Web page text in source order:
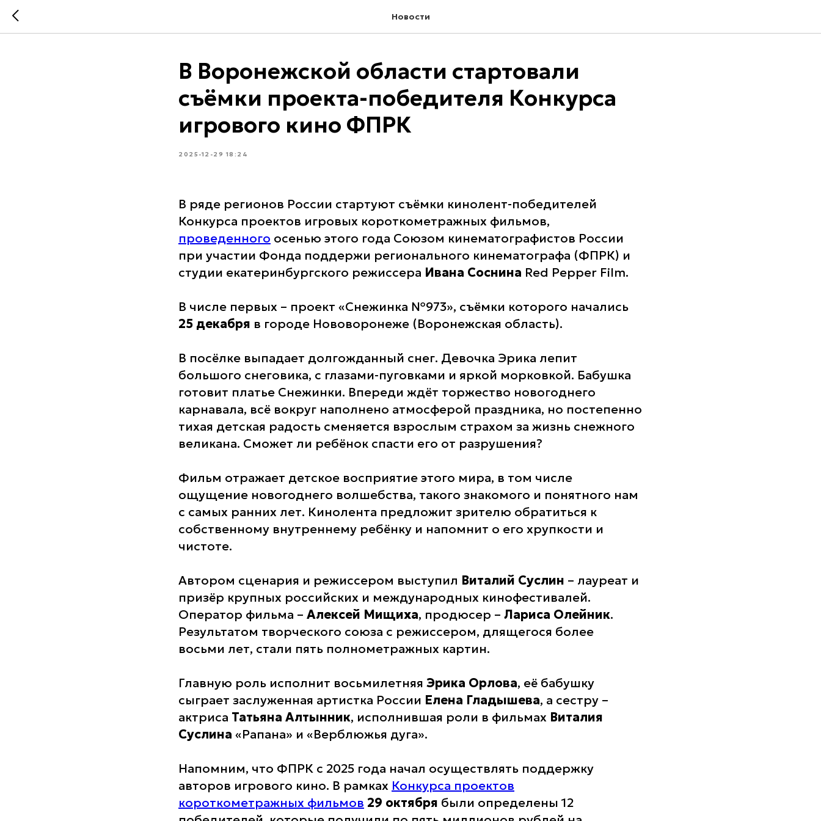
Новости
В Воронежской области стартовали
съёмки проекта-победителя Конкурса
игрового кино ФПРК
2025-12-29 18:24
В ряде регионов России стартуют съёмки кинолент-победителей
Конкурса проектов игровых короткометражных фильмов,
проведенного осенью этого года Союзом кинематографистов России
при участии Фонда поддержи регионального кинематографа (ФПРК) и
студии екатеринбургского режиссера Ивана Соснина Red Pepper Film.
В числе первых – проект «Снежинка №973», съёмки которого начались
25 декабря в городе Нововоронеже (Воронежская область).
В посёлке выпадает долгожданный снег. Девочка Эрика лепит
большого снеговика, с глазами-пуговками и яркой морковкой. Бабушка
готовит платье Снежинки. Впереди ждёт торжество новогоднего
карнавала, всё вокруг наполнено атмосферой праздника, но постепенно
тихая детская радость сменяется взрослым страхом за жизнь снежного
великана. Сможет ли ребёнок спасти его от разрушения?
Фильм отражает детское восприятие этого мира, в том числе
ощущение новогоднего волшебства, такого знакомого и понятного нам
с самых ранних лет. Кинолента предложит зрителю обратиться к
собственному внутреннему ребёнку и напомнит о его хрупкости и
чистоте.
Автором сценария и режиссером выступил Виталий Суслин – лауреат и
призёр крупных российских и международных кинофестивалей.
Оператор фильма – Алексей Мищиха, продюсер – Лариса Олейник.
Результатом творческого союза с режиссером, длящегося более
восьми лет, стали пять полнометражных картин.
Главную роль исполнит восьмилетняя Эрика Орлова, её бабушку
сыграет заслуженная артистка России Елена Гладышева, а сестру –
актриса Татьяна Алтынник, исполнившая роли в фильмах Виталия
Суслина «Рапана» и «Верблюжья дуга».
Напомним, что ФПРК с 2025 года начал осуществлять поддержку
авторов игрового кино. В рамках Конкурса проектов
короткометражных фильмов 29 октября были определены 12